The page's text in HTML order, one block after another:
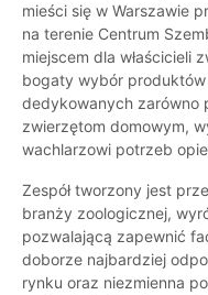
mieści się w Warszawie
na terenie Centrum
miejscem dla właścicieli
bogaty wybór
dedykowanych zarówno
zwierzętom domowym,
wachlarzowi potrzeb
Zespół tworzony jest
branży zoologicznej,
pozwalającą zapewnić
doborze najbardziej
rynku oraz niezmienna